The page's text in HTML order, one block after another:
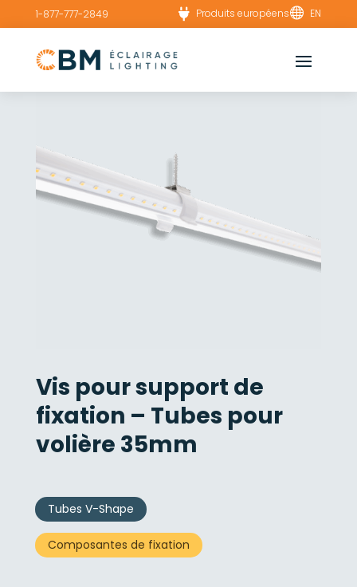
1-877-777-2849  Produits européens EN
Vis pour support de
fixation – Tubes pour
volière 35mm
Tubes V-Shape
Composantes de fixation